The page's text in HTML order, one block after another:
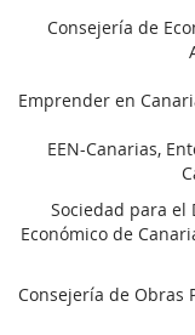
Consejería de
Emprender en
EEN-Canarias,
Sociedad para el
Económico de
Consejería de Obras